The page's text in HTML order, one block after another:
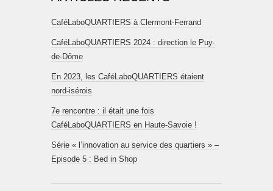
CaféLaboQUARTIERS à Clermont-Ferrand
CaféLaboQUARTIERS 2024 : direction le Puy-
de-Dôme
En 2023, les CaféLaboQUARTIERS étaient
nord-isérois
7e rencontre : il était une fois
CaféLaboQUARTIERS en Haute-Savoie !
Série « l’innovation au service des quartiers » –
Episode 5 : Bed in Shop